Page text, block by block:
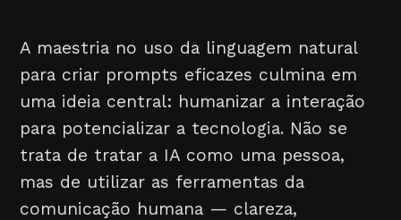
A maestria no uso da linguagem natural
para criar prompts eficazes culmina em
uma ideia central: humanizar a interação
para potencializar a tecnologia. Não se
trata de tratar a IA como uma pessoa,
mas de utilizar as ferramentas da
comunicação humana — clareza,